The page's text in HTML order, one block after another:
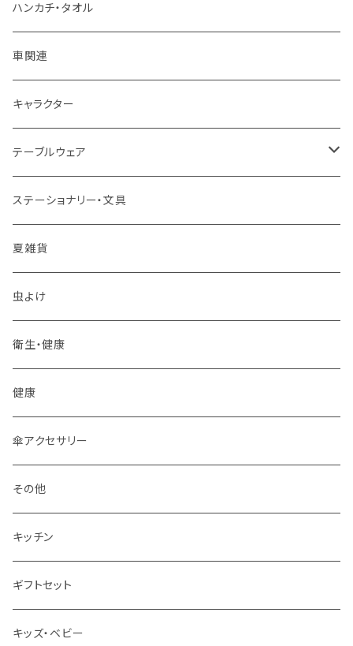
ハンカチ・タオル
車関連
キャラクター
テーブルウェア
マグカップ
スプーン
箸置き
その他
フォーク
ティーポット
皿
箸
グラス
ステーショナリー・文具
夏雑貨
虫よけ
衛生・健康
健康
傘アクセサリー
その他
キッチン
ギフトセット
キッズ・ベビー